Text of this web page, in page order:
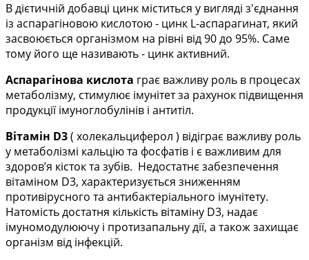
В дієтичній добавці цинк міститься у вигляді з'єднання
із аспарагіновою кислотою - цинк L-аспарагинат, який
засвоюється організмом на рівні від 90 до 95%. Саме
тому його ще називають - цинк активний.
Аспарагінова кислота грає важливу роль в процесах
метаболізму, стимулює імунітет за рахунок підвищення
продукції імуноглобулінів і антитіл.
Вітамін D3( холекальциферол ) відіграє важливу роль
у метаболізмі кальцію та фосфатів і є важливим для
здоров’я кісток та зубів. Недостатнє забезпечення
вітаміном D3, характеризується зниженням
противірусного та антибактеріального імунітету.
Натомість достатня кількість вітаміну D3, надає
імуномодулюючу і протизапальну дії, а також захищає
організм від інфекцій.